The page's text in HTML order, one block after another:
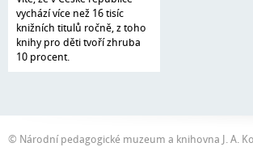
vychází více než 16 tisíc
knižních titulů ročně, z toho
knihy pro děti tvoří zhruba
10 procent.
© Národní pedagogické muzeum a knihovna J. A.